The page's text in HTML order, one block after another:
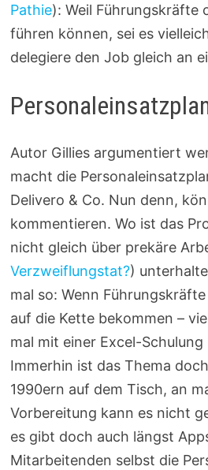
Pathie): Weil
führen können, sei es
delegiere den Job gleich an
Autor Gillies argumentiert
macht die
Delivero & Co. Nun denn,
kommentieren. Wo ist das
nicht gleich über prekäre
Verzweiflungstat?)
mal so: Wenn
auf die Kette bekommen –
mal mit einer Excel-
Immerhin ist das Thema
1990ern auf dem Tisch, an
Vorbereitung kann es nicht
es gibt doch auch längst
Mitarbeitenden selbst die